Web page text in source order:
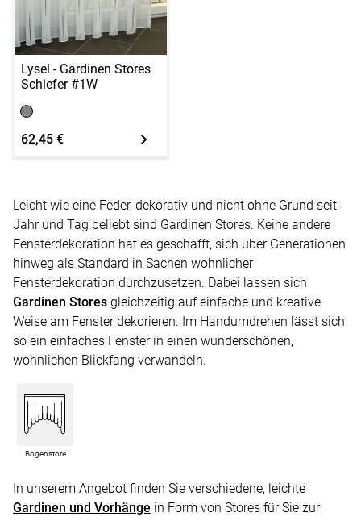
Lysel - Gardinen Stores
Schiefer #1W
62,45 €
Leicht wie eine Feder, dekorativ und nicht ohne Grund seit
Jahr und Tag beliebt sind Gardinen Stores. Keine andere
Fensterdekoration hat es geschafft, sich über Generationen
hinweg als Standard in Sachen wohnlicher
Fensterdekoration durchzusetzen. Dabei lassen sich
Gardinen Stores gleichzeitig auf einfache und kreative
Weise am Fenster dekorieren. Im Handumdrehen lässt sich
so ein einfaches Fenster in einen wunderschönen,
wohnlichen Blickfang verwandeln.
Bogenstore
In unserem Angebot finden Sie verschiedene, leichte
Gardinen und Vorhänge in Form von Stores für Sie zur